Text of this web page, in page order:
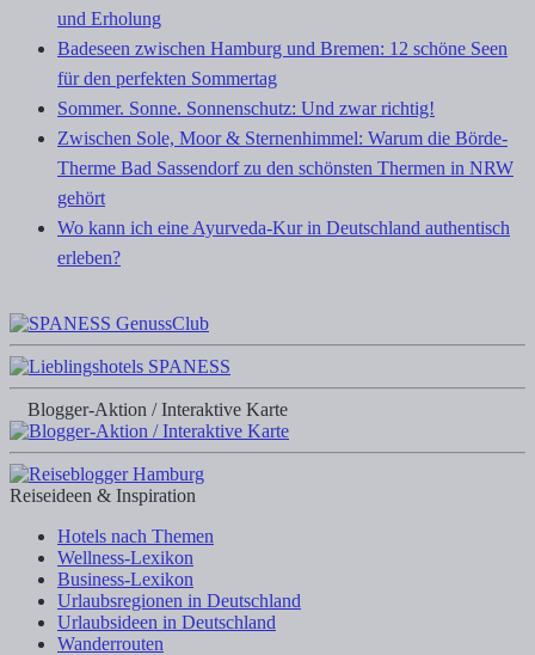
und Erholung
Badeseen zwischen Hamburg und Bremen: 12 schöne Seen
für den perfekten Sommertag
Sommer. Sonne. Sonnenschutz: Und zwar richtig!
Zwischen Sole, Moor & Sternenhimmel: Warum die Börde-
Therme Bad Sassendorf zu den schönsten Thermen in NRW
gehört
Wo kann ich eine Ayurveda-Kur in Deutschland authentisch
erleben?
Blogger-Aktion / Interaktive Karte
Reiseideen & Inspiration
Hotels nach Themen
Wellness-Lexikon
Business-Lexikon
Urlaubsregionen in Deutschland
Urlaubsideen in Deutschland
Wanderrouten